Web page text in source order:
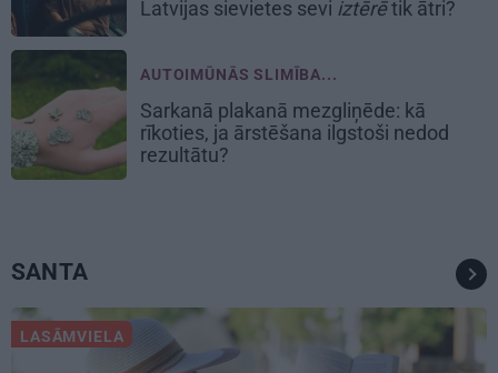
Latvijas sievietes sevi iztērētik ātri?
AUTOIMŪNĀS SLIMĪBA...
Sarkanā plakanā mezgliņēde: kā
rīkoties, ja ārstēšana ilgstoši nedod
rezultātu?
SANTA
LASĀMVIELA